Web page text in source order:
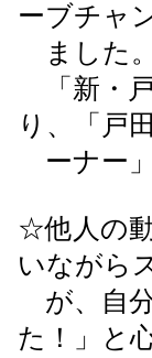
ーブチャ
ました。
「新・
り、「戸
ーナー
☆他人の
いながら
が、自
た！」と